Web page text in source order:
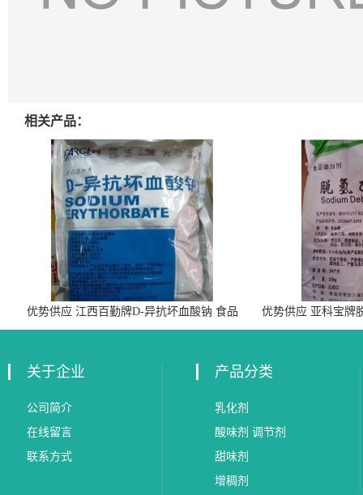
相关产品：
优势供应 江西百勤牌D-异抗坏血酸钠 食品
级抗氧化剂
优势供应 亚科宝牌
关于企业
公司简介
在线留言
联系方式
产品分类
乳化剂
酸味剂 调节剂
甜味剂
增稠剂